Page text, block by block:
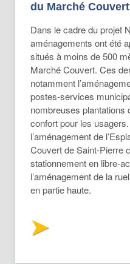
du Marché
Dans le cadre du projet
aménagements ont été
situés à moins de 500
Marché Couvert. Ces
notamment
postes-services
nombreuses plantations
confort pour les
l’aménagement de
Couvert de Saint-Pierre
stationnement en libre-
l’aménagement de la
en partie haute.